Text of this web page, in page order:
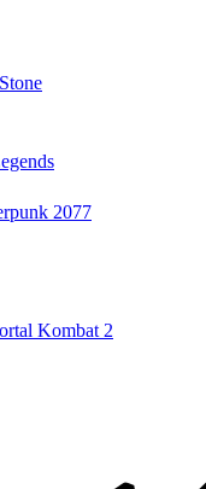
2077
Kombat 2